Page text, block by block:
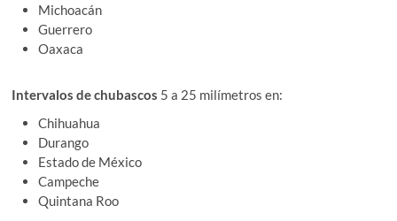
Michoacán
Guerrero
Oaxaca
Intervalos de chubascos 5 a 25 milímetros en:
Chihuahua
Durango
Estado de México
Campeche
Quintana Roo